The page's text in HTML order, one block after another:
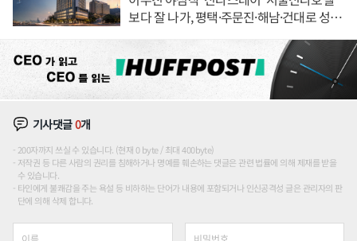
보다 잘 나가, 평택·주문진·해남·건대로 성
기사댓글0개
200자까지 쓰실 수 있습니다. (현재 0 byte / 최대 400byte)
저작권 등 다른 사람의 권리를 침해하거나 명예를 훼손하는 댓글은 관련 법률에 의해 제재를 받을
수 있습니다.
타인에게 불쾌감을 주는 욕설 등 비하하는 단어가 내용에 포함되거나 인신공격성 글은 관리자의 판
단에 의해 삭제 합니다.